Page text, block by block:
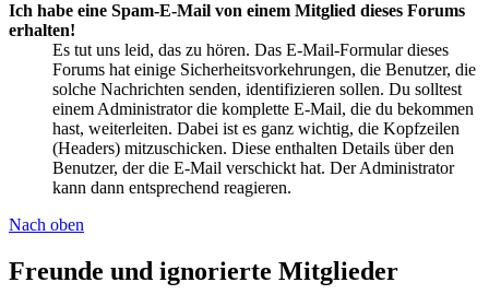
Ich habe eine Spam-E-Mail von einem Mitglied dieses Forums
erhalten!
Es tut uns leid, das zu hören. Das E-Mail-Formular dieses
Forums hat einige Sicherheitsvorkehrungen, die Benutzer, die
solche Nachrichten senden, identifizieren sollen. Du solltest
einem Administrator die komplette E-Mail, die du bekommen
hast, weiterleiten. Dabei ist es ganz wichtig, die Kopfzeilen
(Headers) mitzuschicken. Diese enthalten Details über den
Benutzer, der die E-Mail verschickt hat. Der Administrator
kann dann entsprechend reagieren.
Nach oben
Freunde und ignorierte Mitglieder